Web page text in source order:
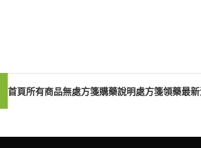
首頁所有商品無處方箋購藥說明處方箋領藥最